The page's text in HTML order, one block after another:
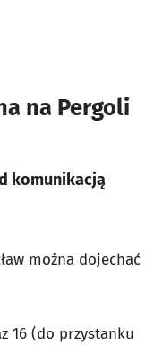
na Pergoli
komunikacją
można dojechać
16 (do przystanku